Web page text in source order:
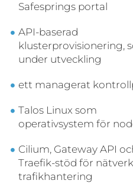
Safesprings portal
API-baserad
klusterprovisionering,
under utveckling
ett managerat
Talos Linux som
operativsystem för
Cilium, Gateway API
Traefik-stöd för
trafikhantering